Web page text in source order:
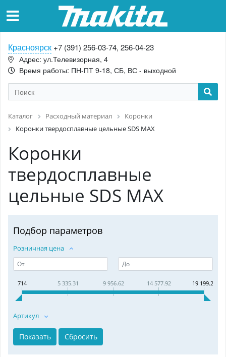
Красноярск +7 (391) 256-03-74, 256-04-23
Адрес: ул.Телевизорная, 4
Время работы: ПН-ПТ 9-18, СБ, ВС - выходной
Каталог Расходный материал
Коронки
Коронки твердосплавные цельные SDS MAX
Коронки
твердосплавные
цельные SDS MAX
Подбор параметров
Розничная цена
714 5 335.31 9 956.62 14 577.92 19 199.23
Артикул